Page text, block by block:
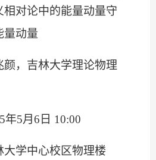
相对论中的能量动量守
量动量
颜，吉林大学理论物理
年5月6日 10:00
大学中心校区物理楼